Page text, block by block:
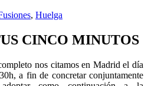
, Huelga
CINCO MINUTOS
nos citamos en Madrid el día
a fin de concretar conjuntamente